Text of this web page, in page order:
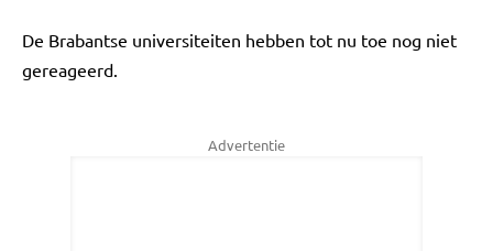
De Brabantse universiteiten hebben tot nu toe nog niet
gereageerd.
Advertentie